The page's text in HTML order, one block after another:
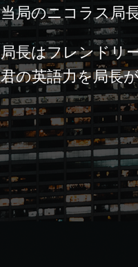
当局のニコラス局
局長はフレンドリ
君の英語力を局長